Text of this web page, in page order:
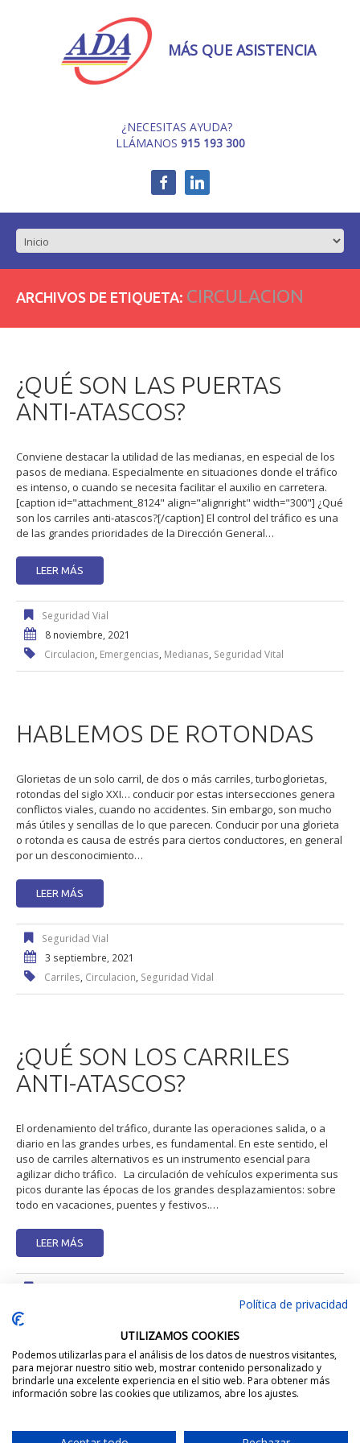
MÁS QUE ASISTENCIA
¿NECESITAS AYUDA?
LLÁMANOS 915 193 300
ARCHIVOS DE ETIQUETA: CIRCULACION
¿QUÉ SON LAS PUERTAS
ANTI-ATASCOS?
Conviene destacar la utilidad de las medianas, en especial de los
pasos de mediana. Especialmente en situaciones donde el tráfico
es intenso, o cuando se necesita facilitar el auxilio en carretera.
[caption id="attachment_8124" align="alignright" width="300"] ¿Qué
son los carriles anti-atascos?[/caption] El control del tráfico es una
de las grandes prioridades de la Dirección General…
LEER MÁS
Seguridad Vial
8 noviembre, 2021
Circulacion, Emergencias, Medianas, Seguridad Vital
HABLEMOS DE ROTONDAS
Glorietas de un solo carril, de dos o más carriles, turboglorietas,
rotondas del siglo XXI… conducir por estas intersecciones genera
conflictos viales, cuando no accidentes. Sin embargo, son mucho
más útiles y sencillas de lo que parecen. Conducir por una glorieta
o rotonda es causa de estrés para ciertos conductores, en general
por un desconocimiento…
LEER MÁS
Seguridad Vial
3 septiembre, 2021
Carriles, Circulacion, Seguridad Vidal
¿QUÉ SON LOS CARRILES
ANTI-ATASCOS?
El ordenamiento del tráfico, durante las operaciones salida, o a
diario en las grandes urbes, es fundamental. En este sentido, el
uso de carriles alternativos es un instrumento esencial para
agilizar dicho tráfico. La circulación de vehículos experimenta sus
picos durante las épocas de los grandes desplazamientos: sobre
todo en vacaciones, puentes y festivos.…
LEER MÁS
Política de privacidad
UTILIZAMOS COOKIES
Podemos utilizarlas para el análisis de los datos de nuestros visitantes,
para mejorar nuestro sitio web, mostrar contenido personalizado y
brindarle una excelente experiencia en el sitio web. Para obtener más
información sobre las cookies que utilizamos, abre los ajustes.